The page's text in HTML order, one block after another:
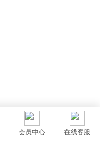
会员中心 在线客服